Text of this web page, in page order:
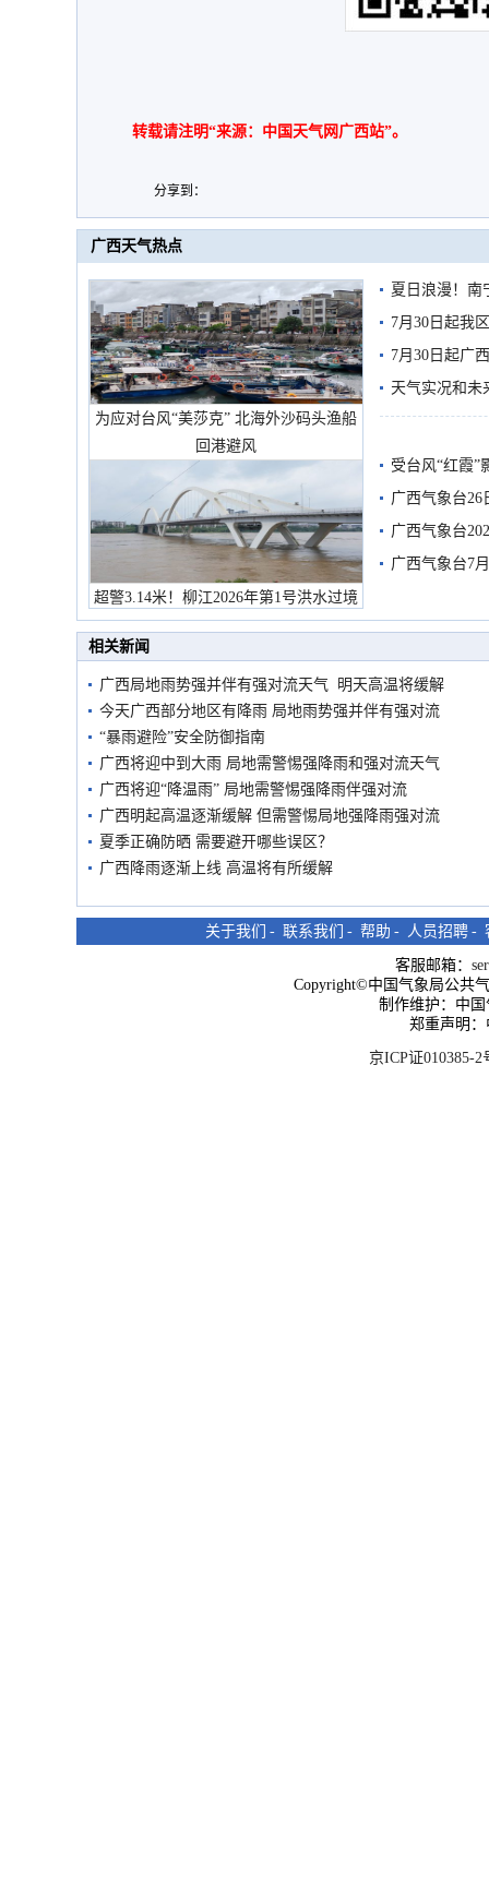
转载请注明“来源：中国天气网广西站”。
分享到：
广西天气热点
为应对台风“美莎克” 北海外沙码头渔船
回港避风
超警3.14米！柳江2026年第1号洪水过境
市民在堤岸见证汛况
夏日浪漫！南
7月30日起我
7月30日起广
天气实况和未
受台风“红霞”
有较强降雨
广西气象台26
广西气象台
预警
广西气象台7
相关新闻
广西局地雨势强并伴有强对流天气 明天高温将缓解
今天广西部分地区有降雨 局地雨势强并伴有强对流
“暴雨避险”安全防御指南
广西将迎中到大雨 局地需警惕强降雨和强对流天气
广西将迎“降温雨” 局地需警惕强降雨伴强对流
广西明起高温逐渐缓解 但需警惕局地强降雨强对流
夏季正确防晒 需要避开哪些误区？
广西降雨逐渐上线 高温将有所缓解
关于我们 - 联系我们 - 帮助 - 人员招聘 -
客服邮箱：
Copyright©中国气象局公共
制作维护：中
郑重声明
京ICP证010385-2